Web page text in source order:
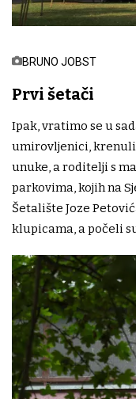
BRUNO JOBST
Prvi šetači
Ipak, vratimo se u
umirovljenici, krenuli
unuke, a roditelji s
parkovima, kojih na
Šetalište Joze
klupicama, a počeli